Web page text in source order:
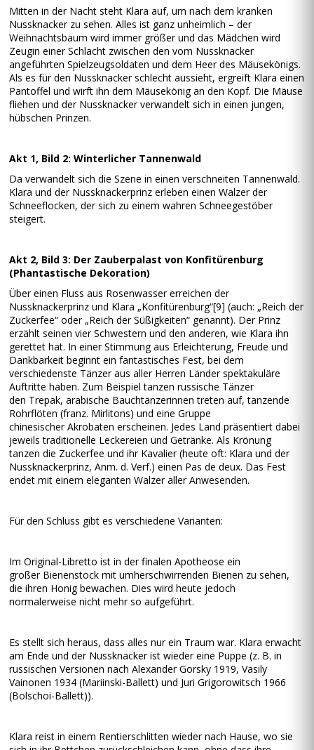
Mitten in der Nacht steht Klara auf, um nach dem kranken
Nussknacker zu sehen. Alles ist ganz unheimlich – der
Weihnachtsbaum wird immer größer und das Mädchen wird
Zeugin einer Schlacht zwischen den vom Nussknacker
angeführten Spielzeugsoldaten und dem Heer des Mäusekönigs.
Als es für den Nussknacker schlecht aussieht, ergreift Klara einen
Pantoffel und wirft ihn dem Mäusekönig an den Kopf. Die Mäuse
fliehen und der Nussknacker verwandelt sich in einen jungen,
hübschen Prinzen.
Akt 1, Bild 2: Winterlicher Tannenwald
Da verwandelt sich die Szene in einen verschneiten Tannenwald.
Klara und der Nussknackerprinz erleben einen Walzer der
Schneeflocken, der sich zu einem wahren Schneegestöber
steigert.
Akt 2, Bild 3: Der Zauberpalast von Konfitürenburg
(Phantastische Dekoration)
Über einen Fluss aus Rosenwasser erreichen der
Nussknackerprinz und Klara „Konfitürenburg“[9] (auch: „Reich der
Zuckerfee“ oder „Reich der Süßigkeiten“ genannt). Der Prinz
erzählt seinen vier Schwestern und den anderen, wie Klara ihn
gerettet hat. In einer Stimmung aus Erleichterung, Freude und
Dankbarkeit beginnt ein fantastisches Fest, bei dem
verschiedenste Tänzer aus aller Herren Länder spektakuläre
Auftritte haben. Zum Beispiel tanzen russische Tänzer
den Trepak, arabische Bauchtänzerinnen treten auf, tanzende
Rohrflöten (franz. Mirlitons) und eine Gruppe
chinesischer Akrobaten erscheinen. Jedes Land präsentiert dabei
jeweils traditionelle Leckereien und Getränke. Als Krönung
tanzen die Zuckerfee und ihr Kavalier (heute oft: Klara und der
Nussknackerprinz, Anm. d. Verf.) einen Pas de deux. Das Fest
endet mit einem eleganten Walzer aller Anwesenden.
Für den Schluss gibt es verschiedene Varianten:
Im Original-Libretto ist in der finalen Apotheose ein
großer Bienenstock mit umherschwirrenden Bienen zu sehen,
die ihren Honig bewachen. Dies wird heute jedoch
normalerweise nicht mehr so aufgeführt.
Es stellt sich heraus, dass alles nur ein Traum war. Klara erwacht
am Ende und der Nussknacker ist wieder eine Puppe (z. B. in
russischen Versionen nach Alexander Gorsky 1919, Vasily
Vainonen 1934 (Mariinski-Ballett) und Juri Grigorowitsch 1966
(Bolschoi-Ballett)).
Klara reist in einem Rentierschlitten wieder nach Hause, wo sie